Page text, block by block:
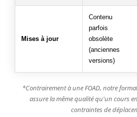
Mises à jour
Contenu
parfois
obsolète
(anciennes
versions)
*Contrairement à une FOAD, notre
assure la même qualité qu'un cours
contraintes de